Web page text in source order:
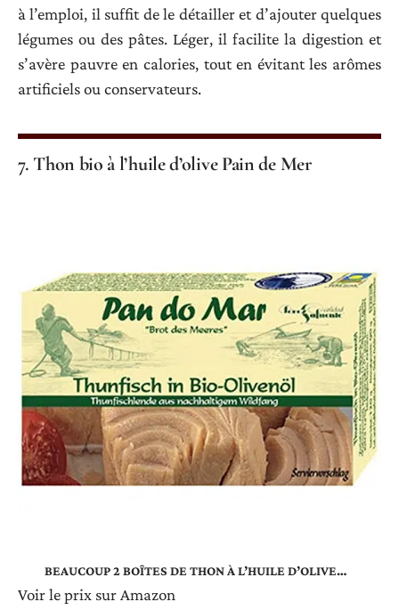
à l’emploi, il suffit de le détailler et d’ajouter quelques
légumes ou des pâtes. Léger, il facilite la digestion et
s’avère pauvre en calories, tout en évitant les arômes
artificiels ou conservateurs.
7. Thon bio à l’huile d’olive Pain de Mer
BEAUCOUP 2 BOÎTES DE THON À L’HUILE D’OLIVE…
Voir le prix sur Amazon